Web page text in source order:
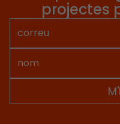
projectes